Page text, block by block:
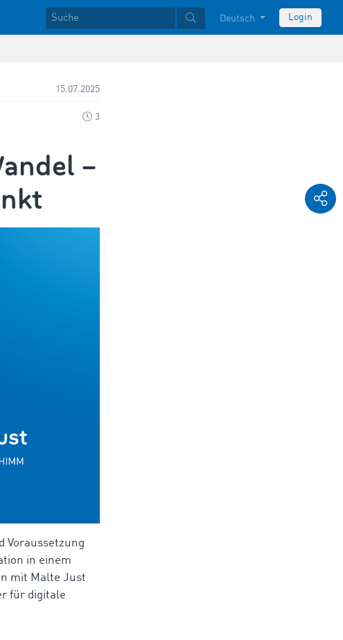
Deutsch Login
15.07.2025
3
–
Voraussetzung
in einem
mit Malte Just
für digitale